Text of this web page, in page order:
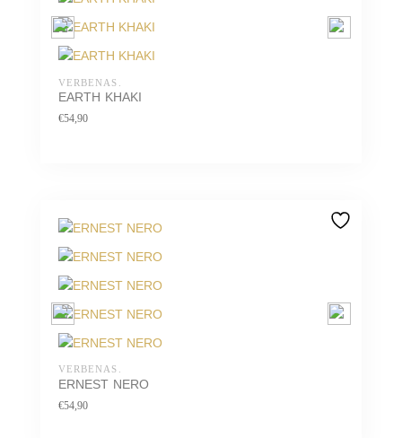
VERBENAS.
EARTH KHAKI
€54,90
VERBENAS.
ERNEST NERO
€54,90